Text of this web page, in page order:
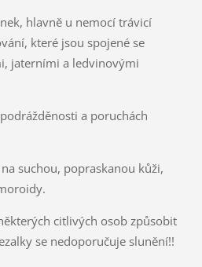
hlavně u nemocí trávicí
které jsou spojené se
jaterními a ledvinovými
a poruchách
suchou, popraskanou kůži,
citlivých osob způsobit
se nedoporučuje slunění!!